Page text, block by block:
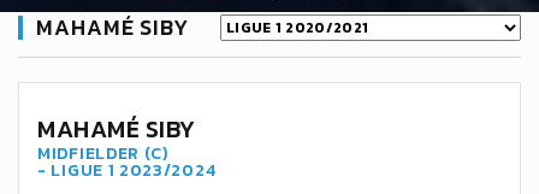
MAHAMÉ SIBY
MAHAMÉ SIBY
MIDFIELDER (C)
- LIGUE 1 2023/2024